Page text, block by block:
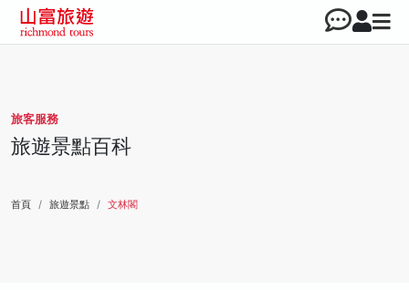
旅客服務
旅遊景點百科
首頁 旅遊景點 文林閣